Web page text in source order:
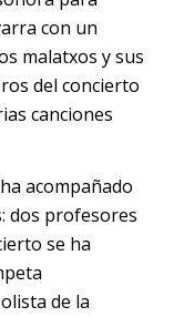
con un
malatxos y sus
del concierto
canciones
acompañado
dos profesores
se ha
de la